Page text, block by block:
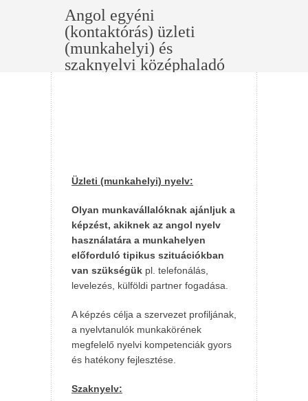
Angol egyéni
(kontaktórás) üzleti
(munkahelyi) és
szaknyelvi középhaladó
Üzleti (munkahelyi) nyelv:
Olyan munkavállalóknak ajánljuk a
képzést, akiknek az angol nyelv
használatára a munkahelyen
előforduló tipikus szituációkban
van szükségük pl. telefonálás,
levelezés, külföldi partner fogadása.
A képzés célja a szervezet profiljának,
a nyelvtanulók munkakörének
megfelelő nyelvi kompetenciák gyors
és hatékony fejlesztése.
Szaknyelv: